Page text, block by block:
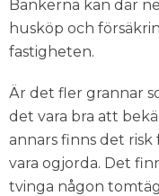
Bankerna kan där
husköp och
fastigheten.
Är det fler grannar
det vara bra att
annars finns det
vara ogjorda. Det
tvinga någon